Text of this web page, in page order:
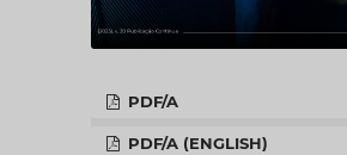
PDF/A
PDF/A (ENGLISH)